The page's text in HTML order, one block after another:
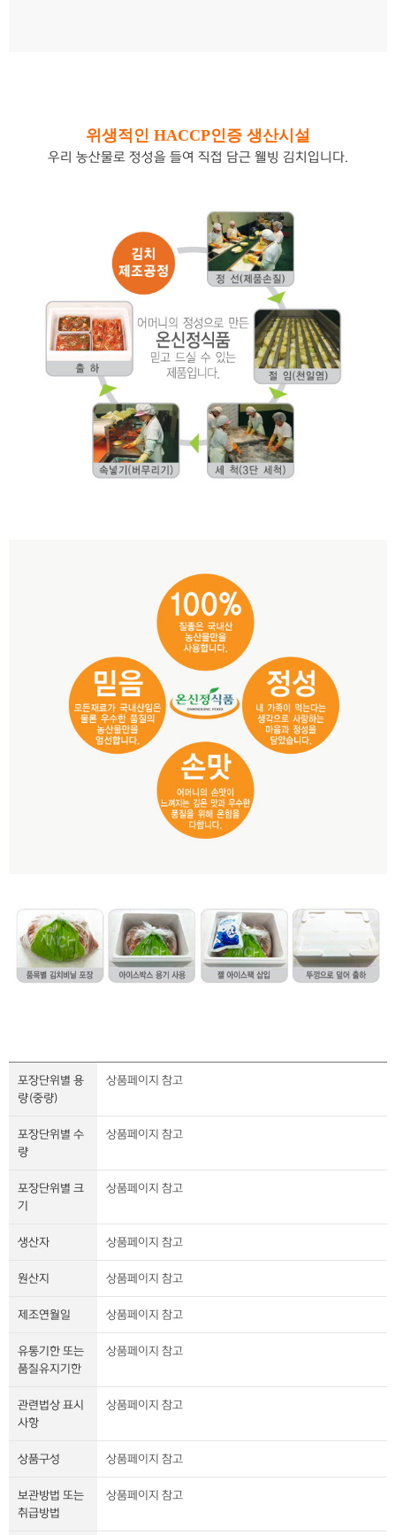
위생적인 HACCP인증 생산시설
우리 농산물로 정성을 들여 직접 담근 웰빙 김치입니다.
포장단위별 용
량(중량)
상품페이지 참고
포장단위별 수
량
상품페이지 참고
포장단위별 크
기
상품페이지 참고
생산자 상품페이지 참고
원산지 상품페이지 참고
제조연월일 상품페이지 참고
유통기한 또는
품질유지기한
상품페이지 참고
관련법상 표시
사항
상품페이지 참고
상품구성 상품페이지 참고
보관방법 또는
취급방법
상품페이지 참고